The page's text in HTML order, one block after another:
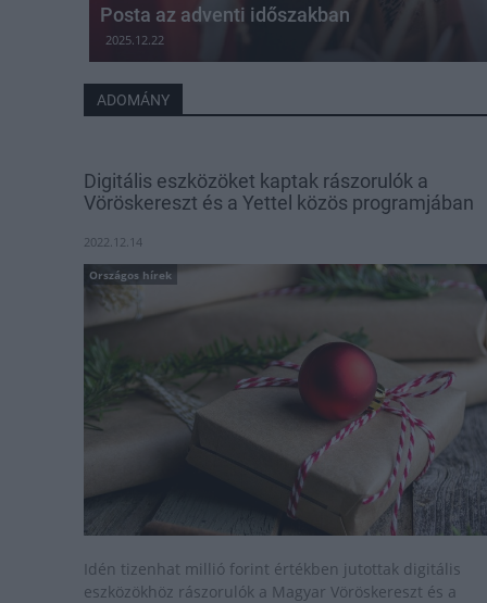
Posta az adventi időszakban
2025.12.22
ADOMÁNY
Digitális eszközöket kaptak rászorulók a
Vöröskereszt és a Yettel közös programjában
2022.12.14
Országos hírek
Idén tizenhat millió forint értékben jutottak digitális
eszközökhöz rászorulók a Magyar Vöröskereszt és a